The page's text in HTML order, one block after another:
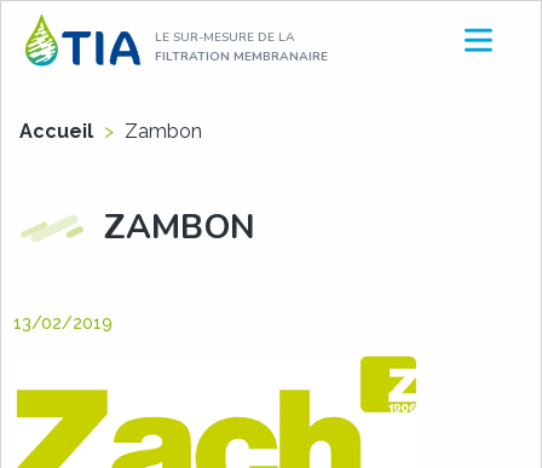
Aller
contenu
LE SUR-MESURE DE LA
FILTRATION MEMBRANAIRE
Accueil > Zambon
ZAMBON
13/02/2019